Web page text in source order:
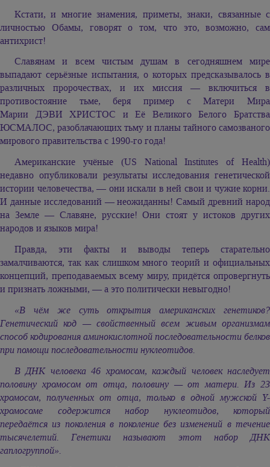
Кстати, и многие знамения, приметы, знаки, связанные с
личностью Обамы, говорят о том, что это, возможно, сам
антихрист!
Славянам и всем чистым душам в сегодняшнем мире
выпадают серьёзные испытания, о которых предсказывалось в
различных пророчествах, и их миссия — включиться в
противостояние тьме, беря пример с Матери Мира
Марии ДЭВИ ХРИСТОС и Её Великого Белого Братства
ЮСМАЛОС, разоблачающих тьму и планы тайного самозваного
мирового правительства с 1990-го года!
Американские учёные (US National Institutes of Health)
недавно опубликовали результаты исследования генетической
истории человечества, — они искали в ней свои и чужие корни.
И данные исследований — неожиданны! Самый древний народ
на Земле — Славяне, русские! Они стоят у истоков других
народов и языков мира!
Правда, эти факты и выводы теперь старательно
замалчиваются, так как слишком много теорий и официальных
концепций, преподаваемых всему миру, придётся опровергнуть
и признать ложными, — а это политически невыгодно!
«В чём же суть открытия американских генетиков?
Генетический код — свойственный всем живым организмам
способ кодирования аминокислотной последовательности белков
при помощи последовательности нуклеотидов.
В ДНК человека 46 хромосом, каждый человек наследует
половину хромосом от отца, половину — от матери. Из 23
хромосом, полученных от отца, только в одной мужской Y-
хромосоме содержится набор нуклеотидов, который
передаётся из поколения в поколение без изменений в течение
тысячелетий. Генетики называют этот набор ДНК
гаплогруппой».